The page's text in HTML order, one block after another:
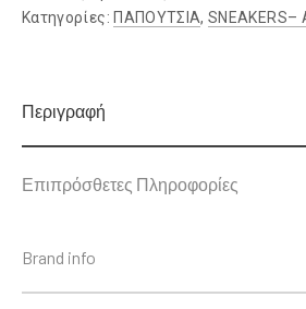
Κατηγορίες: ΠΑΠΟΥΤΣΙΑ,
Περιγραφή
Επιπρόσθετες Πληροφορίες
Brand info